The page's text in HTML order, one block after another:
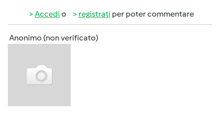
Accedi o registrati per poter commentare
Anonimo (non verificato)